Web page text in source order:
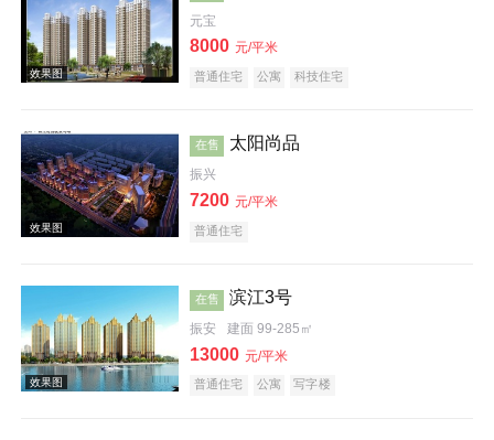
周边配套图
元宝
8000 元/平米
普通住宅 公寓 科技住宅
在售 太阳尚品
振兴
7200 元/平米
普通住宅
在售 滨江3号
振安 建面 99-285㎡
13000 元/平米
普通住宅 公寓 写字楼